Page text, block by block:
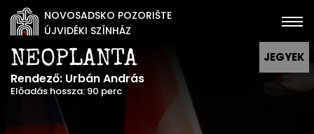
NOVOSADSKO POZORIŠTE
ÚJVIDÉKI SZÍNHÁZ
JEGYEK
NEOPLANTA
Rendező: Urbán András
Előadás hossza: 90 perc